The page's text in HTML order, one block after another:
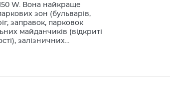
W. Вона найкраще
зон (бульварів,
заправок, парковок
майданчиків (відкриті
залізничних...